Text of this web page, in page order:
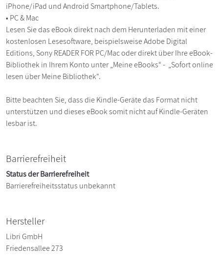
iPhone/iPad und Android Smartphone/Tablets.
• PC & Mac
Lesen Sie das eBook direkt nach dem Herunterladen mit einer
kostenlosen Lesesoftware, beispielsweise Adobe Digital
Editions, Sony READER FOR PC/Mac oder direkt über Ihre eBook-
Bibliothek in Ihrem Konto unter „Meine eBooks“ - „Sofort online
lesen über Meine Bibliothek“.
Bitte beachten Sie, dass die Kindle-Geräte das Format nicht
unterstützen und dieses eBook somit nicht auf Kindle-Geräten
lesbar ist.
Barrierefreiheit
Status der Barrierefreiheit
Barrierefreiheitsstatus unbekannt
Hersteller
Libri GmbH
Friedensallee 273